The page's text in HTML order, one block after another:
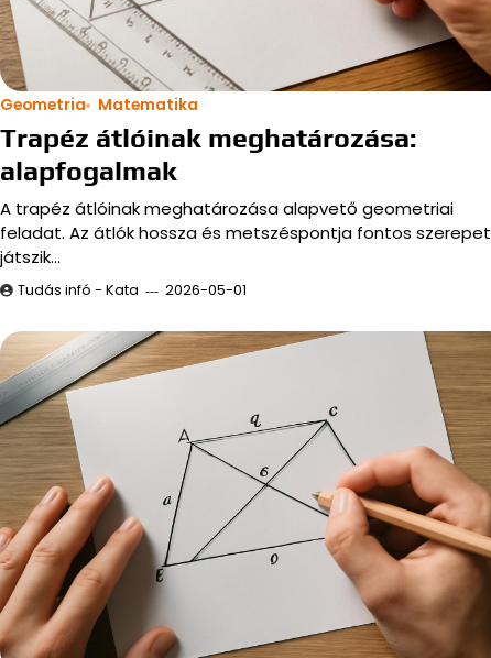
Geometria Matematika
Trapéz átlóinak meghatározása:
alapfogalmak
A trapéz átlóinak meghatározása alapvető geometriai
feladat. Az átlók hossza és metszéspontja fontos szerepet
játszik…
Tudás infó - Kata 2026-05-01